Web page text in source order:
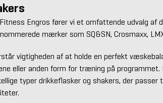
Engros fører vi et omfattende udvalg af
mærker som SQ&SN, Crosmaxx,
vigtigheden af at holde en perfekt
eller anden form for træning på programmet.
typer drikkeflasker og shakers, der passer